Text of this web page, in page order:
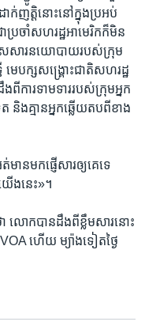
ាក់​ញត្តិ​នោះ​នៅ​ក្នុង​ប្រអប់​
រចាំ​សហរដ្ឋ​អាមេរិក​ក៏មិន​
ស​សារ​នយោបាយរបស់ក្រុម​
មេ​បក្ស​សង្គ្រោះ​ជាតិ​សហរដ្ឋ​
ពី​ការ​ទាម​ទារ​របស់​ក្រុមអ្នក​
និង​គ្មាន​អ្នក​ឆ្លើយ​តប​ពី​ខាង​
ន​មក​ផ្ញើ​សារ​ឲ្យ​គេ​ទេ
ើង​នេះ»។
ា លោក​បាន​ដឹង​ពីខ្លឹម​សារ​នោះ
ហើយ ម្យ៉ាង​ទៀតថ្ងៃ​